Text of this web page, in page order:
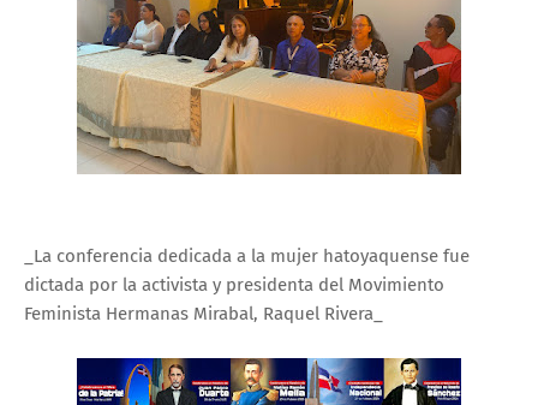
_La conferencia dedicada a la mujer hatoyaquense fue
dictada por la activista y presidenta del Movimiento
Feminista Hermanas Mirabal, Raquel Rivera_